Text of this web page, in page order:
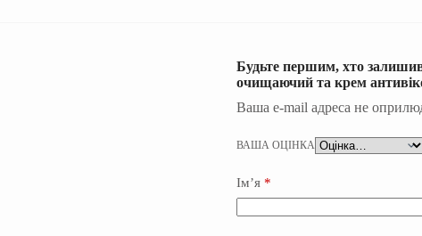
Будьте першим, хто
очищаючий та крем
Ваша e-mail адреса не
ВАША ОЦІНКА
Ім’я*